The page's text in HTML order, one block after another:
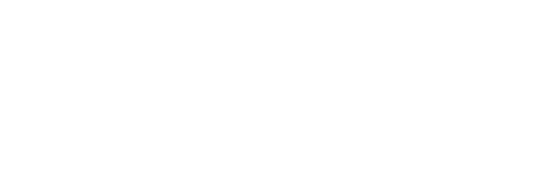
9, Siedlce,